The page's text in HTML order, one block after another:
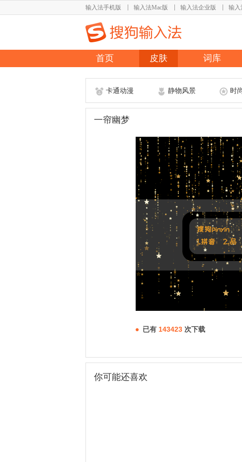
输入法手机版 输入法Mac版 输入法企业版 输入
首页 皮肤 词库
卡通动漫 静物风景 时
一帘幽梦
已有 143423 次下载
你可能还喜欢